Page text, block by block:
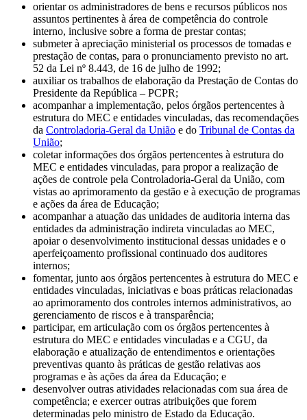
orientar os administradores de bens e recursos públicos nos
assuntos pertinentes à área de competência do controle
interno, inclusive sobre a forma de prestar contas;
submeter à apreciação ministerial os processos de tomadas e
prestação de contas, para o pronunciamento previsto no art.
52 da Lei nº 8.443, de 16 de julho de 1992;
auxiliar os trabalhos de elaboração da Prestação de Contas do
Presidente da República – PCPR;
acompanhar a implementação, pelos órgãos pertencentes à
estrutura do MEC e entidades vinculadas, das recomendações
da Controladoria-Geral da União e do Tribunal de Contas da
União;
coletar informações dos órgãos pertencentes à estrutura do
MEC e entidades vinculadas, para propor a realização de
ações de controle pela Controladoria-Geral da União, com
vistas ao aprimoramento da gestão e à execução de programas
e ações da área de Educação;
acompanhar a atuação das unidades de auditoria interna das
entidades da administração indireta vinculadas ao MEC,
apoiar o desenvolvimento institucional dessas unidades e o
aperfeiçoamento profissional continuado dos auditores
internos;
fomentar, junto aos órgãos pertencentes à estrutura do MEC e
entidades vinculadas, iniciativas e boas práticas relacionadas
ao aprimoramento dos controles internos administrativos, ao
gerenciamento de riscos e à transparência;
participar, em articulação com os órgãos pertencentes à
estrutura do MEC e entidades vinculadas e a CGU, da
elaboração e atualização de entendimentos e orientações
preventivas quanto às práticas de gestão relativas aos
programas e às ações da área da Educação; e
desenvolver outras atividades relacionadas com sua área de
competência; e exercer outras atribuições que forem
determinadas pelo ministro de Estado da Educação.